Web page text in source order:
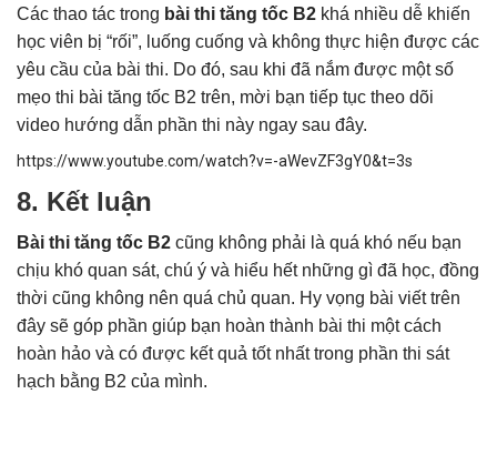
Các thao tác trong bài thi tăng tốc B2 khá nhiều dễ khiến
học viên bị “rối”, luống cuống và không thực hiện được các
yêu cầu của bài thi. Do đó, sau khi đã nắm được một số
mẹo thi bài tăng tốc B2 trên, mời bạn tiếp tục theo dõi
video hướng dẫn phần thi này ngay sau đây.
https://www.youtube.com/watch?v=-aWevZF3gY0&t=3s
8. Kết luận
Bài thi tăng tốc B2 cũng không phải là quá khó nếu bạn
chịu khó quan sát, chú ý và hiểu hết những gì đã học, đồng
thời cũng không nên quá chủ quan. Hy vọng bài viết trên
đây sẽ góp phần giúp bạn hoàn thành bài thi một cách
hoàn hảo và có được kết quả tốt nhất trong phần thi sát
hạch bằng B2 của mình.